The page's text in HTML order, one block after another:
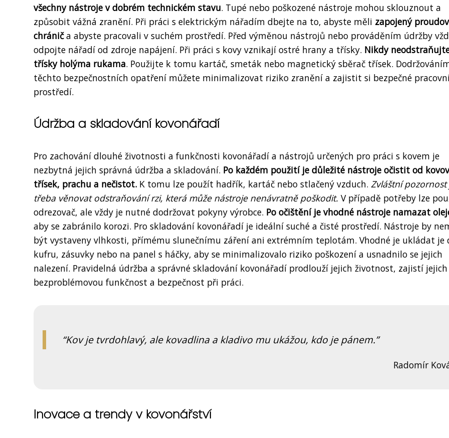
všechny nástroje v dobrém technickém stavu. Tupé nebo poškozené nástroje mohou sklouznout a
způsobit vážná zranění. Při práci s elektrickým nářadím dbejte na to, abyste měli zapojený
chrániča abyste pracovali v suchém prostředí. Před výměnou nástrojů nebo prováděním údržby
odpojte nářadí od zdroje napájení. Při práci s kovy vznikají ostré hrany a třísky. Nikdy
třísky holýma rukama. Použijte k tomu kartáč, smeták nebo magnetický sběrač třísek.
těchto bezpečnostních opatření můžete minimalizovat riziko zranění a zajistit si bezpečné
prostředí.
Údržba a skladování kovonářadí
Pro zachování dlouhé životnosti a funkčnosti kovonářadí a nástrojů určených pro práci s kovem je
nezbytná jejich správná údržba a skladování. Po každém použití je důležité nástroje očistit od
třísek, prachu a nečistot. K tomu lze použít hadřík, kartáč nebo stlačený vzduch. Zvláštní pozornost
třeba věnovat odstraňování rzi, která může nástroje nenávratně poškodit. V případě potřeby lze
odrezovač, ale vždy je nutné dodržovat pokyny výrobce. Po očištění je vhodné nástroje namazat
aby se zabránilo korozi. Pro skladování kovonářadí je ideální suché a čisté prostředí. Nástroje by
být vystaveny vlhkosti, přímému slunečnímu záření ani extrémním teplotám. Vhodné je ukládat je
kufru, zásuvky nebo na panel s háčky, aby se minimalizovalo riziko poškození a usnadnilo se jejich
nalezení. Pravidelná údržba a správné skladování kovonářadí prodlouží jejich životnost, zajistí jejich
bezproblémovou funkčnost a bezpečnost při práci.
Kov je tvrdohlavý, ale kovadlina a kladivo mu ukážou, kdo je pánem.
Radomír
Inovace a trendy v kovonářství